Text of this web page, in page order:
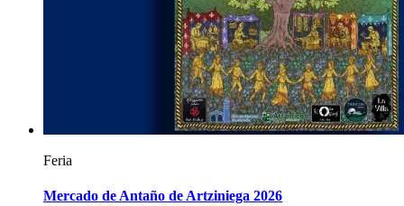
Feria
Mercado de Antaño de Artziniega 2026